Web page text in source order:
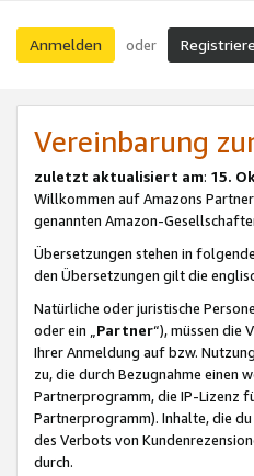
Anmelden oder
Vereinbarung
zuletzt aktualisiert am: 15.
Willkommen auf Amazons
genannten Amazon-
Übersetzungen stehen in
den Übersetzungen gilt die
Natürliche oder juristische
oder ein „Partner“), müssen die
Ihrer Anmeldung auf bzw.
zu, die durch Bezugnahme einen
Partnerprogramm, die IP-Lizenz
Partnerprogramm). Inhalte, die
des Verbots von
durch.